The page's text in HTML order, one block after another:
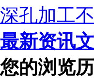
深孔加工
最新资讯
您的浏览